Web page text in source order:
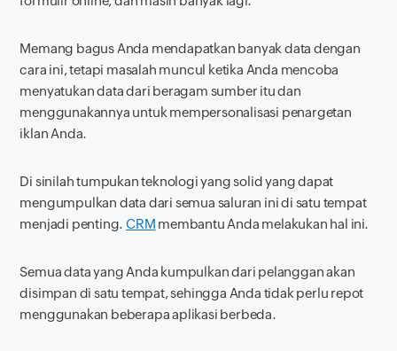
Memang bagus Anda mendapatkan banyak data dengan
cara ini, tetapi masalah muncul ketika Anda mencoba
menyatukan data dari beragam sumber itu dan
menggunakannya untuk mempersonalisasi penargetan
iklan Anda.
Di sinilah tumpukan teknologi yang solid yang dapat
mengumpulkan data dari semua saluran ini di satu tempat
menjadi penting.CRM membantu Anda melakukan hal ini.
Semua data yang Anda kumpulkan dari pelanggan akan
disimpan di satu tempat, sehingga Anda tidak perlu repot
menggunakan beberapa aplikasi berbeda.